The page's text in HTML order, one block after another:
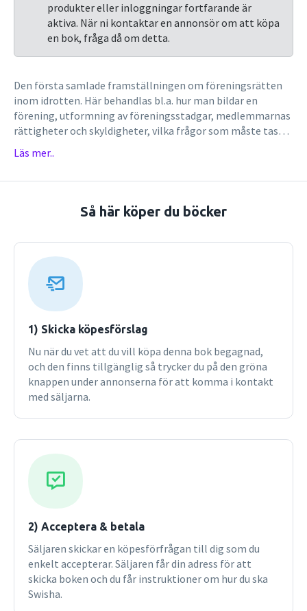
produkter eller inloggningar fortfarande är
aktiva. När ni kontaktar en annonsör om att köpa
en bok, fråga då om detta.
Den första samlade framställningen om föreningsrätten
inom idrotten. Här behandlas bl.a. hur man bildar en
förening, utformning av föreningsstadgar, medlemmarnas
rättigheter och skyldigheter, vilka frågor som måste tas
upp på årsmötet och hur årsmötet går till, hur man väljer
styrelse och vilket personligt ansvar man har som
mellan förening och idrottsutövare/tränare samt hur ett
fotbollförbundet och ordförande i Riksidrottsnämnden
(idrottens högsta domstol) samt har även skrivit Idrottens
bestraffningsregler, 4u.Christer Pallin är chefsjurist på
Riksidrottsförbundet och sekreterare i
Riksidrottsstyrelsen.
Läs mer..
Så här köper du böcker
1) Skicka köpesförslag
Nu när du vet att du vill köpa denna bok begagnad,
och den finns tillgänglig så trycker du på den gröna
knappen under annonserna för att komma i kontakt
med säljarna.
2) Acceptera & betala
Säljaren skickar en köpesförfrågan till dig som du
enkelt accepterar. Säljaren får din adress för att
skicka boken och du får instruktioner om hur du ska
Swisha.